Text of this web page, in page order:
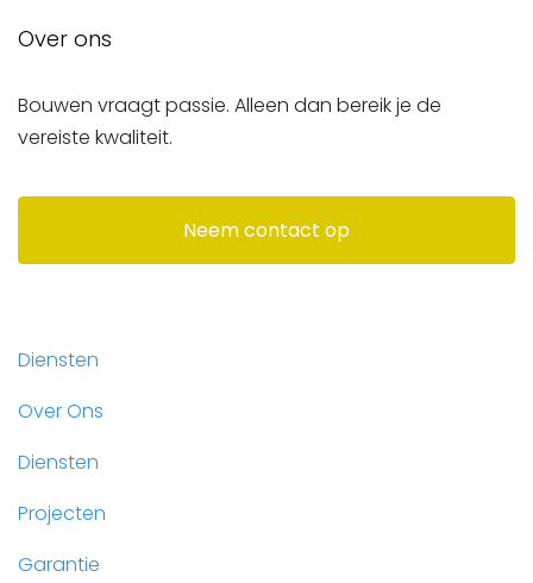
Over ons
Bouwen vraagt passie. Alleen dan bereik je de
vereiste kwaliteit.
Neem contact op
Diensten
Over Ons
Diensten
Projecten
Garantie